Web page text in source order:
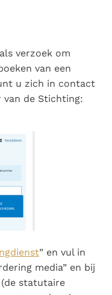
verzoek om
van een
u zich in contact
de Stichting:
” en vul in
media” en bij
(de statutaire